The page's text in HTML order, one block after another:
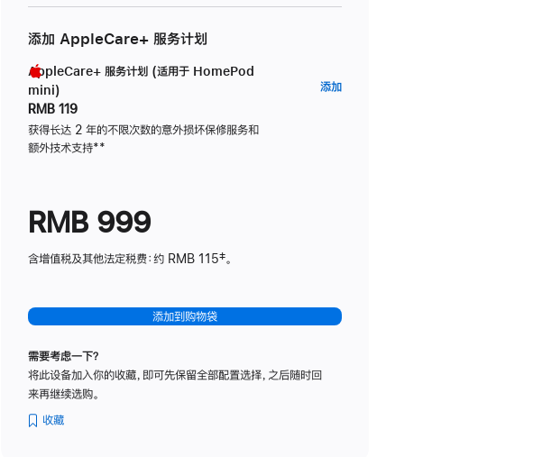
添加 AppleCare+ 服务计划
AppleCare+ 服务计划 (适用于 HomePod
mini)
RMB 119
获得长达 2 年的不限次数的意外损坏保修服务和
额外技术支持脚
**
添加AppleCare+
RMB 999
含增值税及其他法定税费：约 RMB 115‡。
添加到购物袋
需要考虑一下？
将此设备加入你的收藏，即可先保留全部配置选择，之后随时回
来再继续选购。
收藏